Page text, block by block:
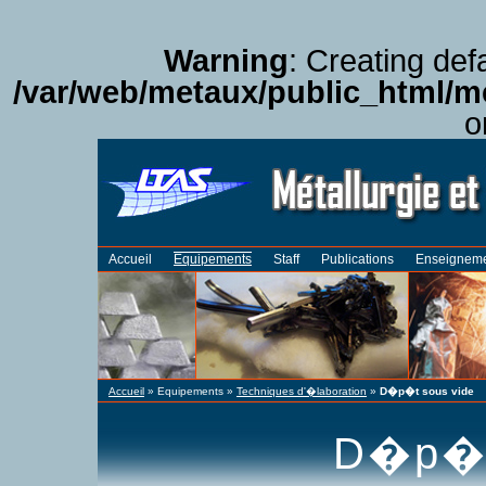
Warning: Creating
/var/web/metaux/public_html/
Accueil Equipements Staff Publications
Accueil » Equipements » Techniques d'�laboration » D�p�t sous vide